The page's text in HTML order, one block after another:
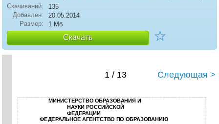
Скачиваний:
135
Добавлен:
20.05.2014
Размер:
1 Мб
Скачать ☆
1 / 13 Следующая >
МИНИСТЕРСТВО ОБРАЗОВАНИЯ И
НАУКИ РОССИЙСКОЙ
ФЕДЕРАЦИИ
ФЕДЕРАЛЬНОЕ АГЕНТСТВО ПО ОБРАЗОВАНИЮ